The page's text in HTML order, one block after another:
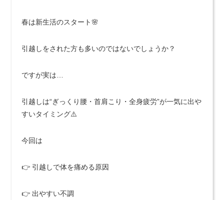
春は新生活のスタート🌸
引越しをされた方も多いのではないでしょうか？
ですが実は…
引越しは“ぎっくり腰・首肩こり・全身疲労”が一気に出や
すいタイミング⚠️
今回は
👉 引越しで体を痛める原因
👉 出やすい不調